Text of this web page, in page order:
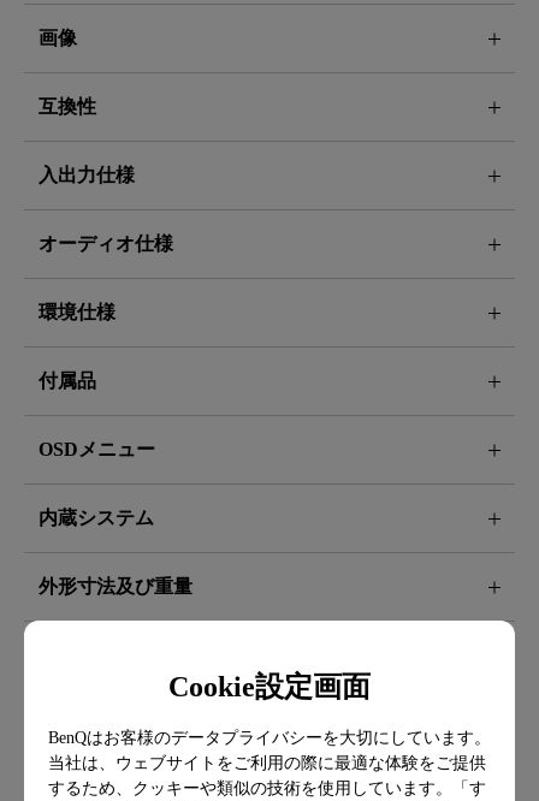
Cookie設定画面
BenQはお客様のデータプライバシーを大切にしています。
当社は、ウェブサイトをご利用の際に最適な体験をご提供
するため、クッキーや類似の技術を使用しています。「す
画像
互換性
入出力仕様
オーディオ仕様
環境仕様
付属品
OSDメニュー
内蔵システム
外形寸法及び重量